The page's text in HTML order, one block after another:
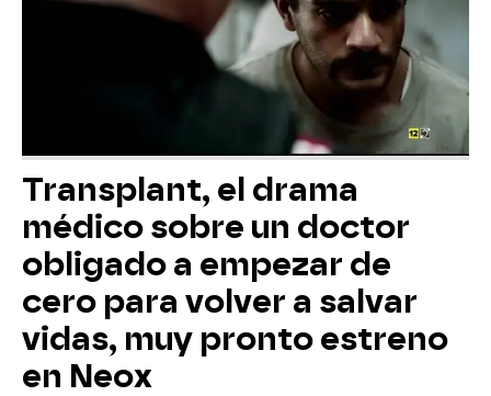
Transplant, el drama
médico sobre un doctor
obligado a empezar de
cero para volver a salvar
vidas, muy pronto estreno
en Neox